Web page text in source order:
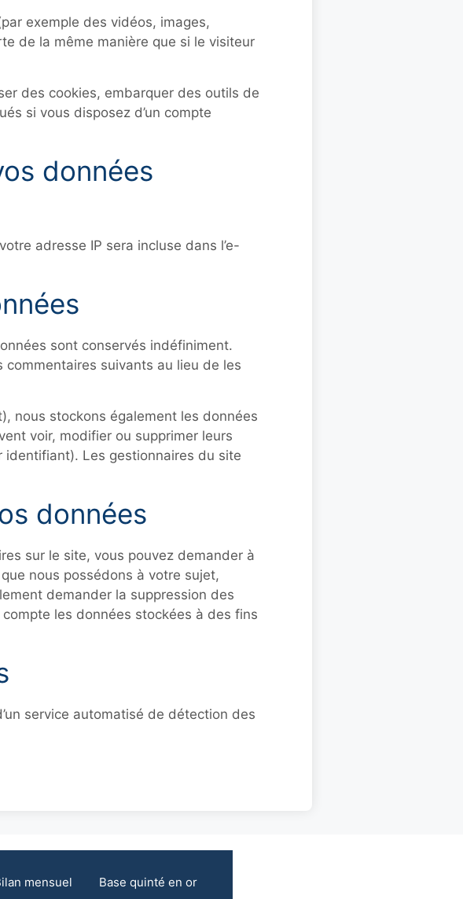
exemple des vidéos, images,
de la même manière que si le visiteur
des cookies, embarquer des outils de
si vous disposez d’un compte
données
adresse IP sera incluse dans l’e-
sont conservés indéfiniment.
suivants au lieu de les
nous stockons également les données
voir, modifier ou supprimer leurs
identifiant). Les gestionnaires du site
données
sur le site, vous pouvez demander à
nous possédons à votre sujet,
demander la suppression des
les données stockées à des fins
service automatisé de détection des
mensuel Base quinté en or